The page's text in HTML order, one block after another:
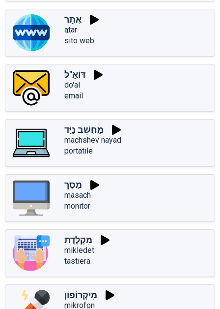
אֲתָר
aֲtar
sito web
דּוֹאַ"ל
do'al
email
מַחְשֵׁב נַיָּד
machshev nayad
portatile
מָסָךְ
masach
monitor
מִקְלֶדֶת
mikledet
tastiera
מִיקְרוֹפוֹן
mikrofon